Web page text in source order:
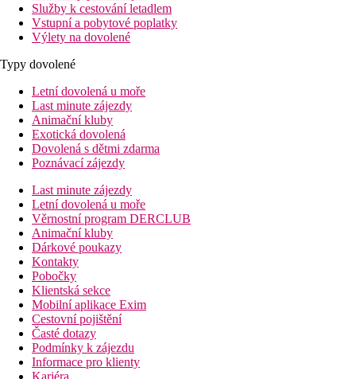
Služby k cestování letadlem
Vstupní a pobytové poplatky
Výlety na dovolené
Typy dovolené
Letní dovolená u moře
Last minute zájezdy
Animační kluby
Exotická dovolená
Dovolená s dětmi zdarma
Poznávací zájezdy
Last minute zájezdy
Letní dovolená u moře
Věrnostní program DERCLUB
Animační kluby
Dárkové poukazy
Kontakty
Pobočky
Klientská sekce
Mobilní aplikace Exim
Cestovní pojištění
Časté dotazy
Podmínky k zájezdu
Informace pro klienty
Kariéra